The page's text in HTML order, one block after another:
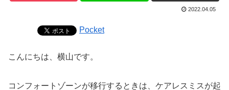
2022.04.05
Pocket
こんにちは、横山です。
コンフォートゾーンが移行するときは、ケアレスミスが起